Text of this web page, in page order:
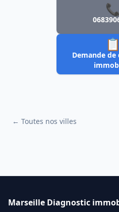
📞
📋
Demande
← Toutes nos villes
Marseille Diagnostic